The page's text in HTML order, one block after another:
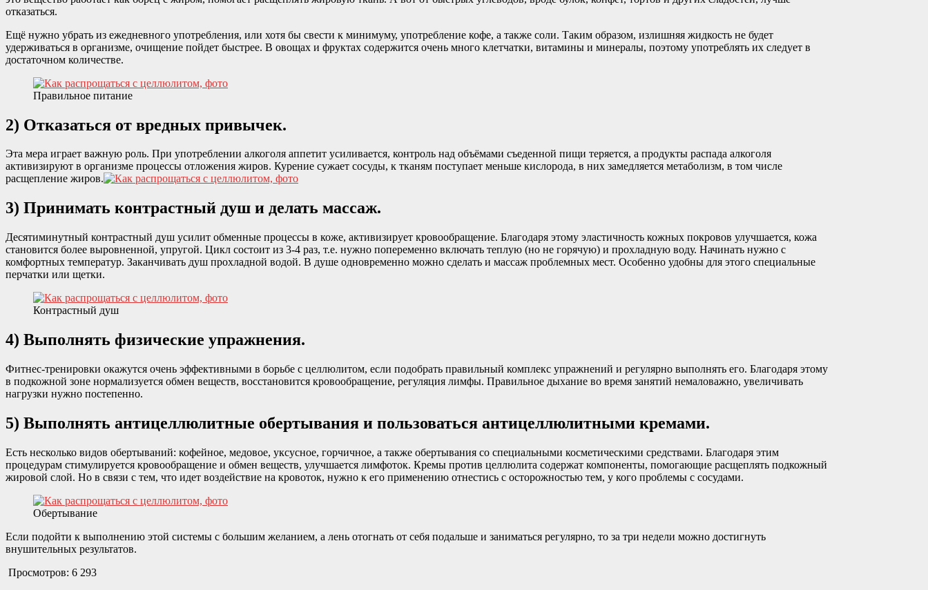
отказаться.
Ещё нужно убрать из ежедневного употребления, или хотя бы свести к минимуму, употребление кофе, а также соли. Таким образом, излишняя жидкость не будет
удерживаться в организме, очищение пойдет быстрее. В овощах и фруктах содержится очень много клетчатки, витамины и минералы, поэтому употреблять их следует в
достаточном количестве.
Правильное питание
2) Отказаться от вредных привычек.
Эта мера играет важную роль. При употреблении алкоголя аппетит усиливается, контроль над объёмами съеденной пищи теряется, а продукты распада алкоголя
активизируют в организме процессы отложения жиров. Курение сужает сосуды, к тканям поступает меньше кислорода, в них замедляется метаболизм, в том числе
расщепление жиров.
3) Принимать контрастный душ и делать массаж.
Десятиминутный контрастный душ усилит обменные процессы в коже, активизирует кровообращение. Благодаря этому эластичность кожных покровов улучшается, кожа
становится более выровненной, упругой. Цикл состоит из 3-4 раз, т.е. нужно попеременно включать теплую (но не горячую) и прохладную воду. Начинать нужно с
комфортных температур. Заканчивать душ прохладной водой. В душе одновременно можно сделать и массаж проблемных мест. Особенно удобны для этого специальные
перчатки или щетки.
Контрастный душ
4) Выполнять физические упражнения.
Фитнес-тренировки окажутся очень эффективными в борьбе с целлюлитом, если подобрать правильный комплекс упражнений и регулярно выполнять его. Благодаря этому
в подкожной зоне нормализуется обмен веществ, восстановится кровообращение, регуляция лимфы. Правильное дыхание во время занятий немаловажно, увеличивать
нагрузки нужно постепенно.
5) Выполнять антицеллюлитные обертывания и пользоваться антицеллюлитными кремами.
Есть несколько видов обертываний: кофейное, медовое, уксусное, горчичное, а также обертывания со специальными косметическими средствами. Благодаря этим
процедурам стимулируется кровообращение и обмен веществ, улучшается лимфоток. Кремы против целлюлита содержат компоненты, помогающие расщеплять подкожный
жировой слой. Но в связи с тем, что идет воздействие на кровоток, нужно к его применению отнестись с осторожностью тем, у кого проблемы с сосудами.
Обертывание
Если подойти к выполнению этой системы с большим желанием, а лень отогнать от себя подальше и заниматься регулярно, то за три недели можно достигнуть
внушительных результатов.
Просмотров: 6 293